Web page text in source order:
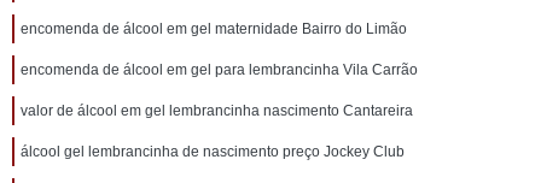
encomenda de álcool em gel maternidade Bairro do Limão
encomenda de álcool em gel para lembrancinha Vila Carrão
valor de álcool em gel lembrancinha nascimento Cantareira
álcool gel lembrancinha de nascimento preço Jockey Club